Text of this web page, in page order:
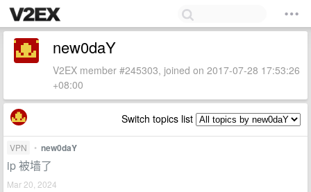
new0daY
V2EX member #245303, joined on 2017-07-28 17:53:26
+08:00
Switch topics list
VPN • new0daY
ip 被墙了
Mar 20, 2024